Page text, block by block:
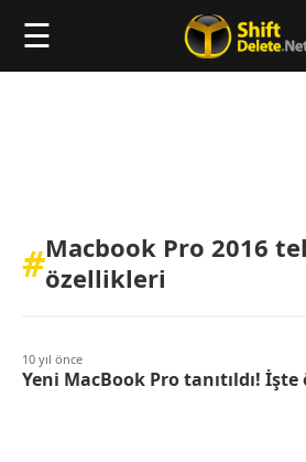
☰
#Macbook Pro 2016
özellikleri
10 yıl önce
Yeni MacBook Pro tanıtıldı!